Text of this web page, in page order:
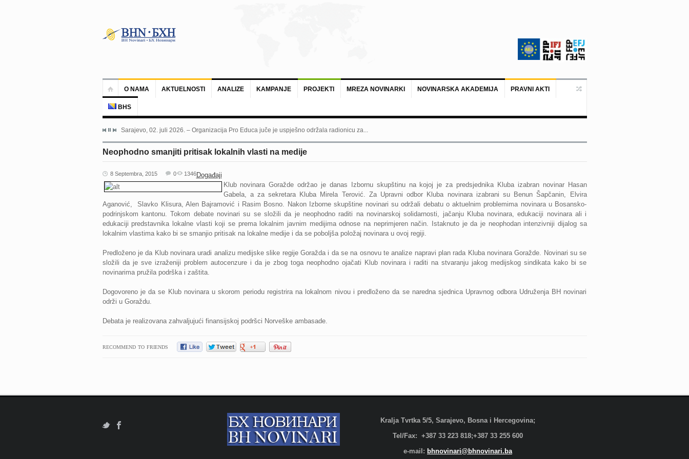
O NAMA AKTUELNOSTI ANALIZE KAMPANJE PROJEKTI MREZA NOVINARKI NOVINARSKA AKADEMIJA PRAVNI AKTI
BHS
Sarajevo, 02. juli 2026. – Organizacija Pro Educa juče je uspješno održala radionicu za...
Neophodno smanjiti pritisak lokalnih vlasti na medije
8 Septembra, 2015 Događaji
0 1346
Klub novinara Goražde održao je danas Izbornu skupštinu na kojoj je za predsjednika Kluba izabran novinar Hasan
Gabela, a za sekretara Kluba Mirela Terović. Za Upravni odbor Kluba novinara izabrani su Benun Šapčanin, Elvira
Aganović, Slavko Klisura, Alen Bajramović i Rasim Bosno. Nakon Izborne skupštine novinari su održali debatu o aktuelnim problemima novinara u Bosansko-
podrinjskom kantonu. Tokom debate novinari su se složili da je neophodno raditi na novinarskoj solidarnosti, jačanju Kluba novinara, edukaciji novinara ali i
edukaciji predstavnika lokalne vlasti koji se prema lokalnim javnim medijima odnose na neprimjeren način. Istaknuto je da je neophodan intenzivniji dijalog sa
lokalnim vlastima kako bi se smanjio pritisak na lokalne medije i da se poboljša položaj novinara u ovoj regiji.
Predloženo je da Klub novinara uradi analizu medijske slike regije Goražda i da se na osnovu te analize napravi plan rada Kluba novinara Goražde. Novinari su se
složili da je sve izraženiji problem autocenzure i da je zbog toga neophodno ojačati Klub novinara i raditi na stvaranju jakog medijskog sindikata kako bi se
novinarima pružila podrška i zaštita.
Dogovoreno je da se Klub novinara u skorom periodu registrira na lokalnom nivou i predloženo da se naredna sjednica Upravnog odbora Udruženja BH novinari
održi u Goraždu.
Debata je realizovana zahvaljujući finansijskoj podršci Norveške ambasade.
RECOMMEND TO FRIENDS
Kralja Tvrtka 5/5, Sarajevo, Bosna i Hercegovina;
Tel/Fax: +387 33 223 818;+387 33 255 600
e-mail: bhnovinari@bhnovinari.ba